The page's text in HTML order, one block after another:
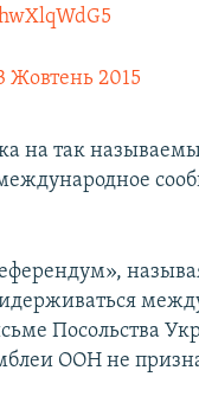
Жовтень 2015
на так
Посольства
ООН не